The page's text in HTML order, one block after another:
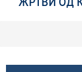
ЖРТВИ ОД